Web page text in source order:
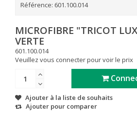
Référence: 601.100.014
MICROFIBRE "TRICOT
VERTE
601.100.014
Veuillez vous connecter pour voir le prix
Ajouter à la liste de souhaits
Ajouter pour comparer